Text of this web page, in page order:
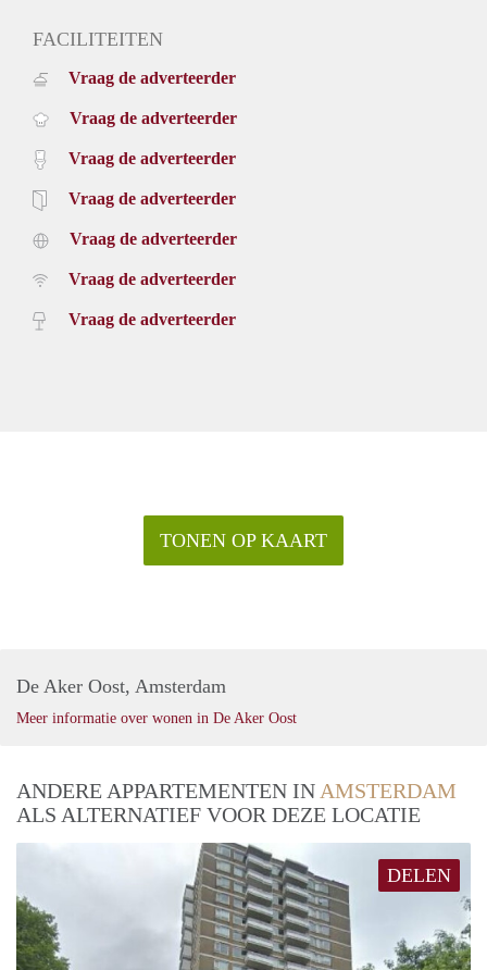
FACILITEITEN
Vraag de adverteerder
Vraag de adverteerder
Vraag de adverteerder
Vraag de adverteerder
Vraag de adverteerder
Vraag de adverteerder
Vraag de adverteerder
TONEN OP KAART
De Aker Oost, Amsterdam
Meer informatie over wonen in De Aker Oost
ANDERE APPARTEMENTEN IN AMSTERDAM
ALS ALTERNATIEF VOOR DEZE LOCATIE
DELEN